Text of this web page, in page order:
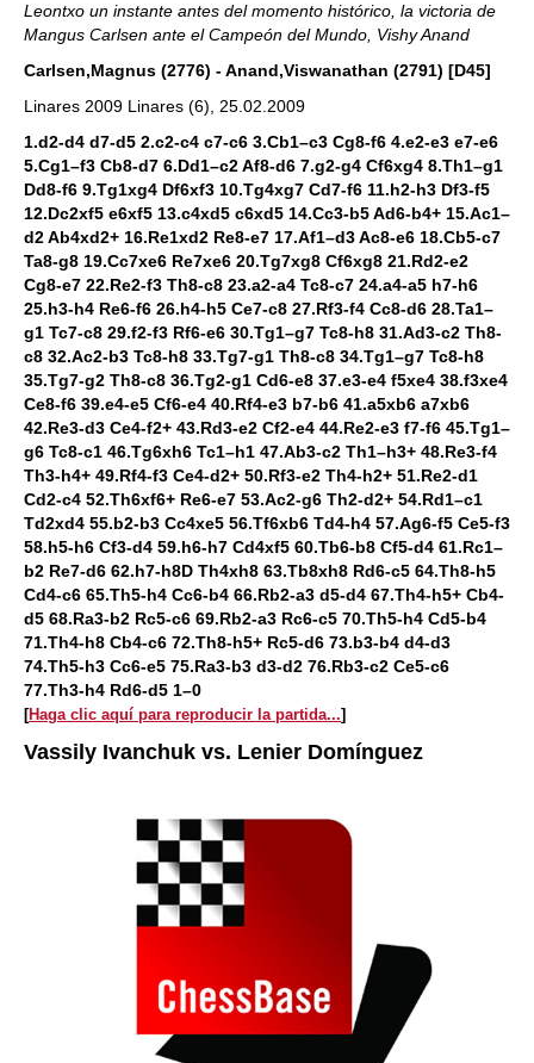
Leontxo un instante antes del momento histórico, la victoria de
Mangus Carlsen ante el Campeón del Mundo, Vishy Anand
Carlsen,Magnus (2776) - Anand,Viswanathan (2791) [D45]
Linares 2009 Linares (6), 25.02.2009
1.d2-d4 d7-d5 2.c2-c4 c7-c6 3.Cb1–c3 Cg8-f6 4.e2-e3 e7-e6
5.Cg1–f3 Cb8-d7 6.Dd1–c2 Af8-d6 7.g2-g4 Cf6xg4 8.Th1–g1
Dd8-f6 9.Tg1xg4 Df6xf3 10.Tg4xg7 Cd7-f6 11.h2-h3 Df3-f5
12.Dc2xf5 e6xf5 13.c4xd5 c6xd5 14.Cc3-b5 Ad6-b4+ 15.Ac1–
d2 Ab4xd2+ 16.Re1xd2 Re8-e7 17.Af1–d3 Ac8-e6 18.Cb5-c7
Ta8-g8 19.Cc7xe6 Re7xe6 20.Tg7xg8 Cf6xg8 21.Rd2-e2
Cg8-e7 22.Re2-f3 Th8-c8 23.a2-a4 Tc8-c7 24.a4-a5 h7-h6
25.h3-h4 Re6-f6 26.h4-h5 Ce7-c8 27.Rf3-f4 Cc8-d6 28.Ta1–
g1 Tc7-c8 29.f2-f3 Rf6-e6 30.Tg1–g7 Tc8-h8 31.Ad3-c2 Th8-
c8 32.Ac2-b3 Tc8-h8 33.Tg7-g1 Th8-c8 34.Tg1–g7 Tc8-h8
35.Tg7-g2 Th8-c8 36.Tg2-g1 Cd6-e8 37.e3-e4 f5xe4 38.f3xe4
Ce8-f6 39.e4-e5 Cf6-e4 40.Rf4-e3 b7-b6 41.a5xb6 a7xb6
42.Re3-d3 Ce4-f2+ 43.Rd3-e2 Cf2-e4 44.Re2-e3 f7-f6 45.Tg1–
g6 Tc8-c1 46.Tg6xh6 Tc1–h1 47.Ab3-c2 Th1–h3+ 48.Re3-f4
Th3-h4+ 49.Rf4-f3 Ce4-d2+ 50.Rf3-e2 Th4-h2+ 51.Re2-d1
Cd2-c4 52.Th6xf6+ Re6-e7 53.Ac2-g6 Th2-d2+ 54.Rd1–c1
Td2xd4 55.b2-b3 Cc4xe5 56.Tf6xb6 Td4-h4 57.Ag6-f5 Ce5-f3
58.h5-h6 Cf3-d4 59.h6-h7 Cd4xf5 60.Tb6-b8 Cf5-d4 61.Rc1–
b2 Re7-d6 62.h7-h8D Th4xh8 63.Tb8xh8 Rd6-c5 64.Th8-h5
Cd4-c6 65.Th5-h4 Cc6-b4 66.Rb2-a3 d5-d4 67.Th4-h5+ Cb4-
d5 68.Ra3-b2 Rc5-c6 69.Rb2-a3 Rc6-c5 70.Th5-h4 Cd5-b4
71.Th4-h8 Cb4-c6 72.Th8-h5+ Rc5-d6 73.b3-b4 d4-d3
74.Th5-h3 Cc6-e5 75.Ra3-b3 d3-d2 76.Rb3-c2 Ce5-c6
77.Th3-h4 Rd6-d5 1–0
[Haga clic aquí para reproducir la partida...]
Vassily Ivanchuk vs. Lenier Domínguez